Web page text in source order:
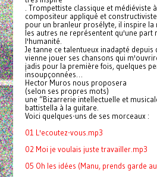
. Trompettiste classique et médiéviste
compositeur appliqué et
pour un branleur prosélyte, il inspire la
les autres ne représentent qu'une part
l'humanité.
Je tanne ce talentueux inadapté depuis
vienne jouer ses chansons qui
jadis pour la première fois, quelques
insoupçonnées…
Hector Muros nous proposera
(selon ses propres mots)
une “Bizarrerie intellectuelle et
battistella à la guitare.
Voici quelques-uns de ses morceaux :
01 L'ecoutez-vous.mp3
02 Moi je voulais juste travailler.mp3
05 Oh les idées (Manu, prends garde